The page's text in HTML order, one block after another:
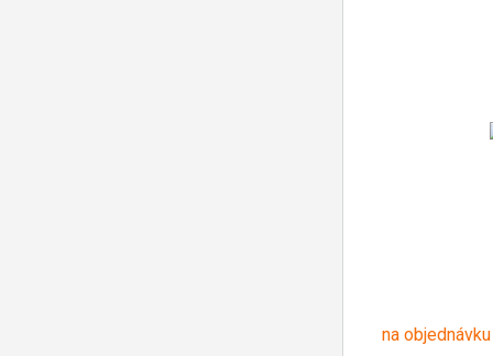
na objednávku